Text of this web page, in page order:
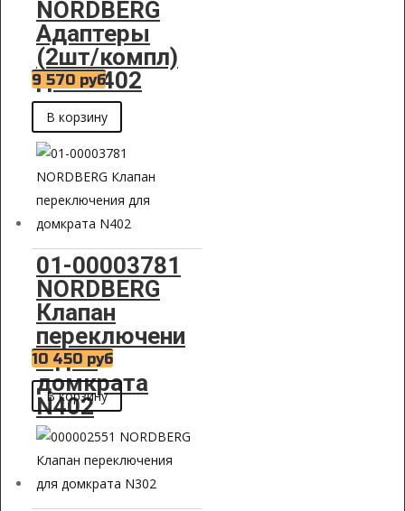
NORDBERG
Адаптеры
(2шт/компл)
для N402
9 570 руб
В корзину
01-00003781
NORDBERG
Клапан
переключени
я для
домкрата
N402
10 450 руб
В корзину